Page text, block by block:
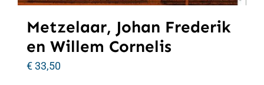
Metzelaar, Johan Frederik
en Willem Cornelis
€33,50